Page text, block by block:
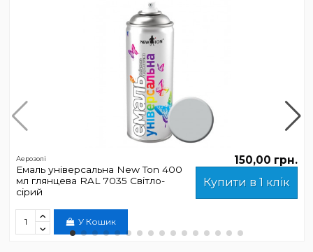
Аерозолі
Емаль універсальна New Ton 400
мл глянцева RAL 7035 Світло-
сірий
150,00 грн.
Купити в 1 клік
У Кошик